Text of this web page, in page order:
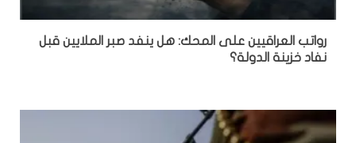
رواتب العراقيين على المحك: هل ينفد صبر الملايين قبل
نفاد خزينة الدولة؟